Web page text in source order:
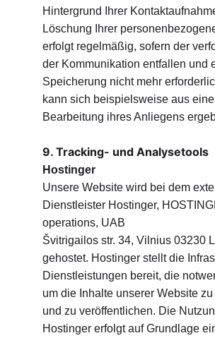
Hintergrund Ihrer
Löschung Ihrer
erfolgt regelmäßig, sofern der
der Kommunikation entfallen und
Speicherung nicht mehr
kann sich beispielsweise aus
Bearbeitung ihres Anliegens
9. Tracking- und Analysetools
Hostinger
Unsere Website wird bei dem
Dienstleister Hostinger,
operations, UAB
Švitrigailos str. 34, Vilnius 03230
gehostet. Hostinger stellt die
Dienstleistungen bereit, die
um die Inhalte unserer Website
und zu veröffentlichen. Die
Hostinger erfolgt auf Grundlage